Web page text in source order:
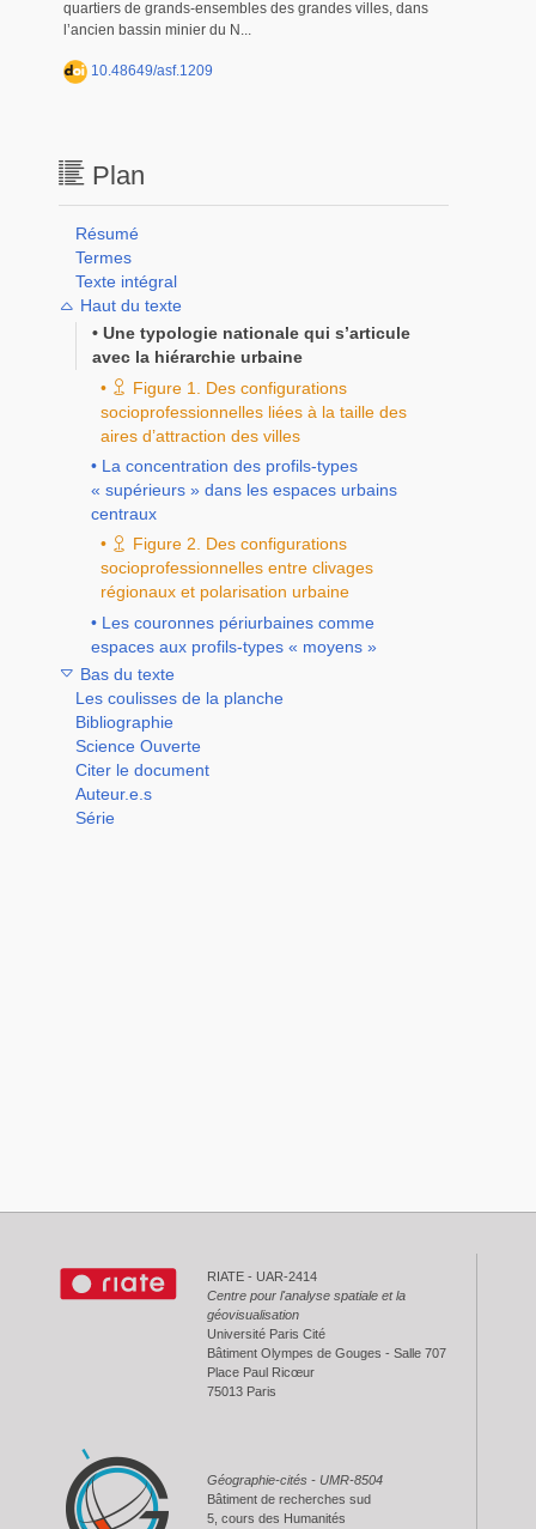
quartiers de grands-ensembles des grandes villes, dans
l’ancien bassin minier du N...
10.48649/asf.1209
Plan
Résumé
Termes
Texte intégral
Haut du texte
Une typologie nationale qui s’articule
avec la hiérarchie urbaine
Figure 1. Des configurations
socioprofessionnelles liées à la taille des
aires d’attraction des villes
La concentration des profils-types
« supérieurs » dans les espaces urbains
centraux
Figure 2. Des configurations
socioprofessionnelles entre clivages
régionaux et polarisation urbaine
Les couronnes périurbaines comme
espaces aux profils-types « moyens »
Bas du texte
Les coulisses de la planche
Bibliographie
Science Ouverte
Citer le document
Auteur.e.s
Série
RIATE - UAR-2414
Centre pour l'analyse spatiale et la
géovisualisation
Université Paris Cité
Bâtiment Olympes de Gouges - Salle 707
Place Paul Ricœur
75013 Paris
Géographie-cités - UMR-8504
Bâtiment de recherches sud
5, cours des Humanités